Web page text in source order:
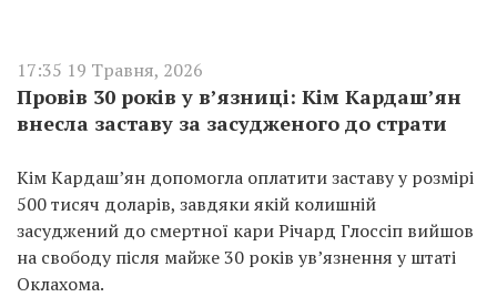
17:35 19 Травня, 2026
Провів 30 років у в’язниці: Кім Кардаш’ян
внесла заставу за засудженого до страти
Кім Кардаш’ян допомогла оплатити заставу у розмірі
500 тисяч доларів, завдяки якій колишній
засуджений до смертної кари Річард Глоссіп вийшов
на свободу після майже 30 років ув’язнення у штаті
Оклахома.